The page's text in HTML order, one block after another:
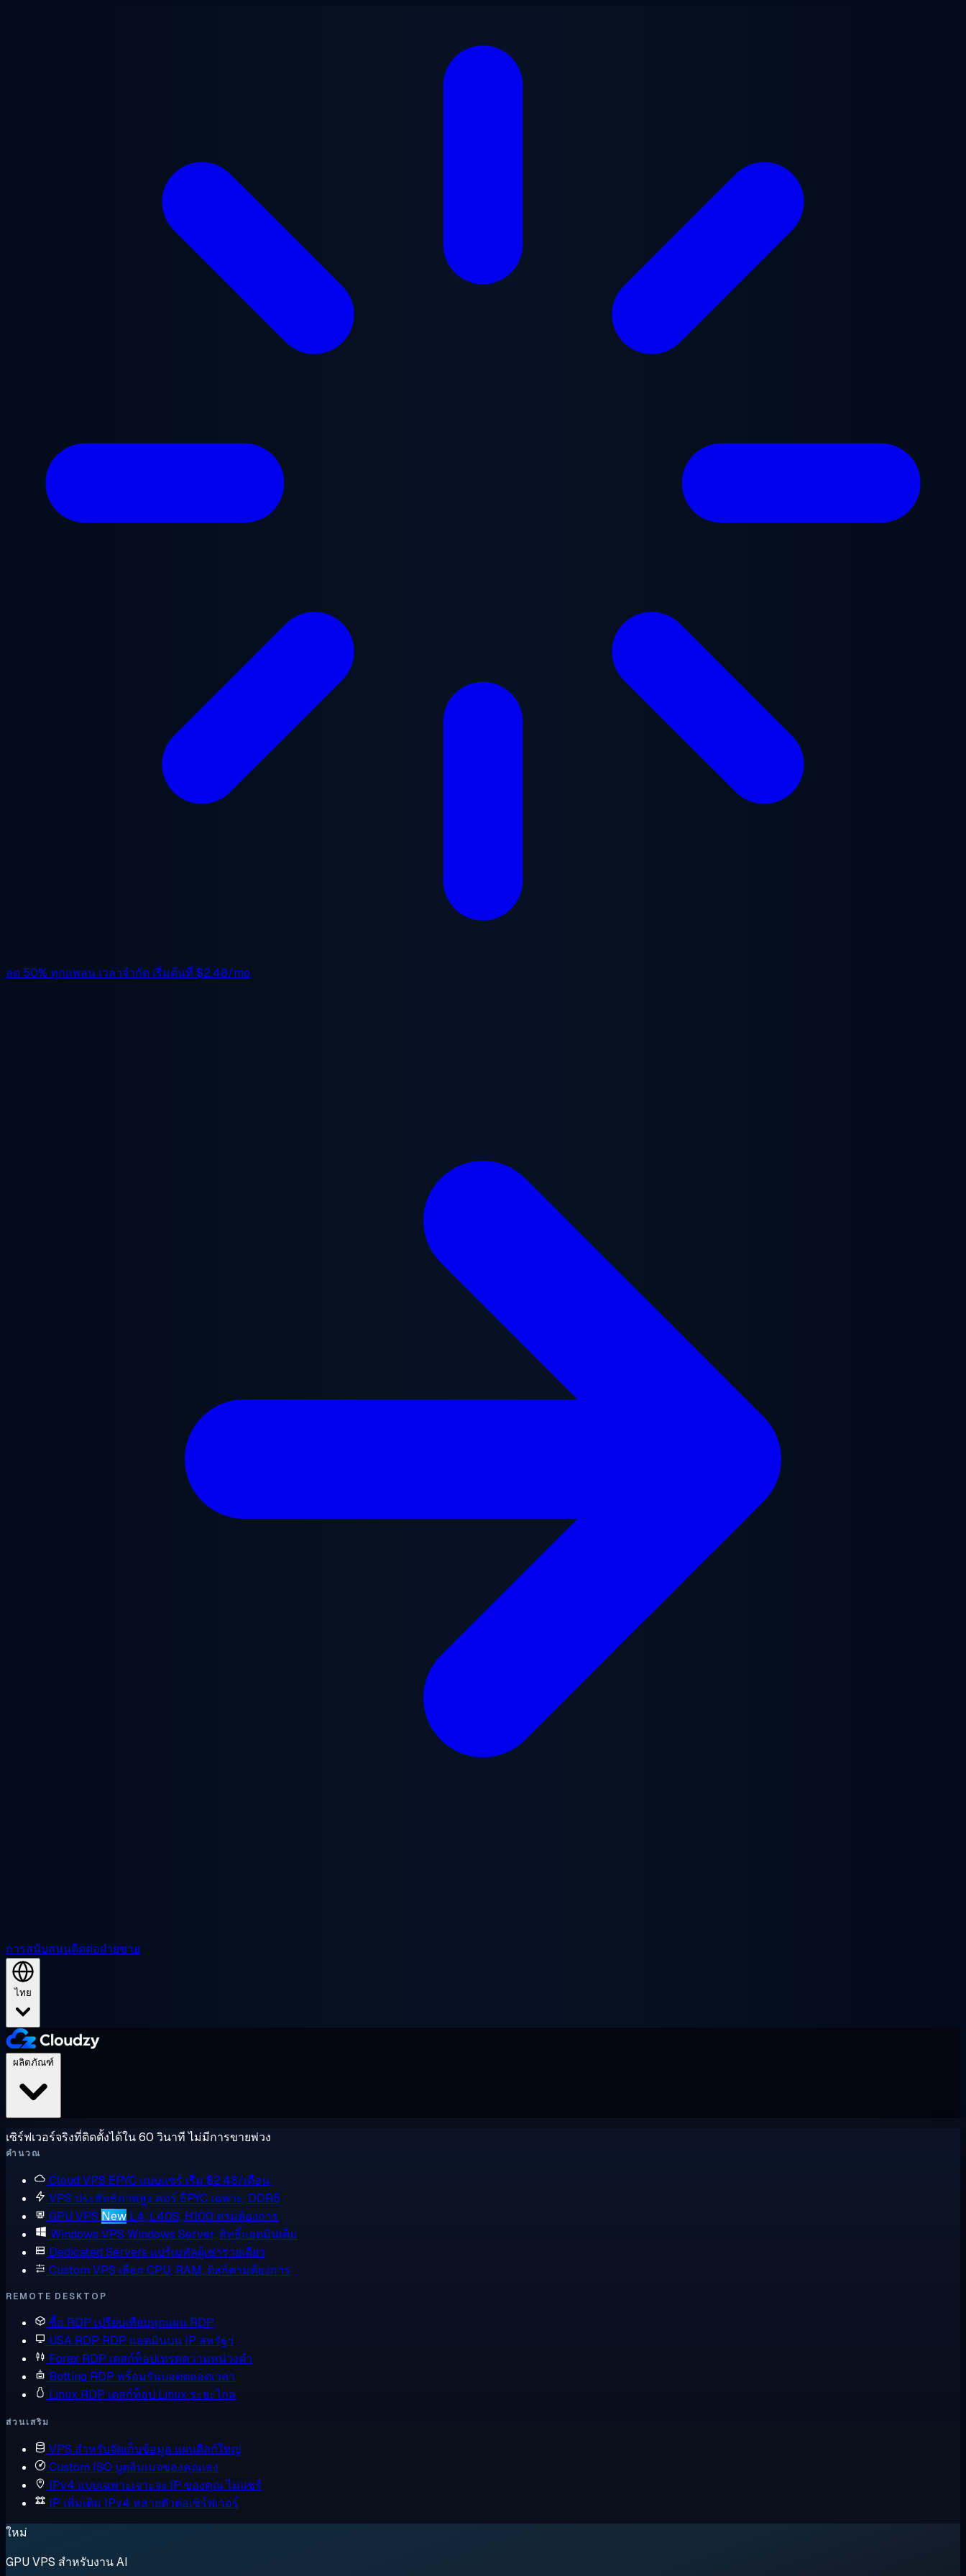
ลด 50% ทุกแพลน เวลาจำกัด เริ่มต้นที่ $2.48/mo
การสนับสนุนติดต่อฝ่ายขาย
ไทย
เซิร์ฟเวอร์จริงที่ติดตั้งได้ใน 60 วินาที ไม่มีการขายพ่วง
คำนวณ
Cloud VPS EPYC แบบแชร์ เริ่ม $2.48/เดือน
VPS ประสิทธิภาพสูง คอร์ EPYC เฉพาะ, DDR5
GPU VPS New L4, L40S, H100 ตามต้องการ
Windows VPS Windows Server, สิทธิ์แอดมินเต็ม
Dedicated Servers แบร์เมทัลผู้เช่ารายเดียว
Custom VPS เลือก CPU, RAM, ดิสก์ตามต้องการ
REMOTE DESKTOP
ซื้อ RDP เปรียบเทียบทุกแผน RDP
USA RDP RDP แอดมินบน IP สหรัฐฯ
Forex RDP เดสก์ท็อปเทรดความหน่วงต่ำ
Botting RDP พร้อมรันบอตตลอดเวลา
Linux RDP เดสก์ท็อป Linux ระยะไกล
ส่วนเสริม
VPS สำหรับจัดเก็บข้อมูล แผนดิสก์ใหญ่
Custom ISO บูตอิมเมจของคุณเอง
IPv4 แบบเฉพาะเจาะจง IP ของคุณ ไม่แชร์
IP เพิ่มเติม IPv4 หลายตัวต่อเซิร์ฟเวอร์
ใหม่
GPU VPS สำหรับงาน AI